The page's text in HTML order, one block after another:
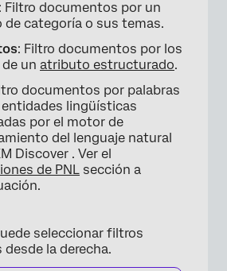
: Filtro documentos por un
de categoría o sus temas.
: Filtro documentos por los
un atributo estructurado.
documentos por palabras
lingüísticas
por el motor de
del lenguaje natural
Discover . Ver el
de PNL sección a
seleccionar filtros
desde la derecha.